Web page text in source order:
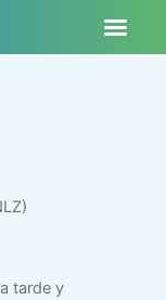
tarde y